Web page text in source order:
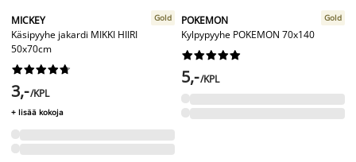
MICKEY
Käsipyyhe jakardi MIKKI HIIRI
50x70cm
Gold






3,-/KPL
+ lisää kokoja
POKEMON
Kylpypyyhe POKEMON 70x140
Gold






5,-/KPL